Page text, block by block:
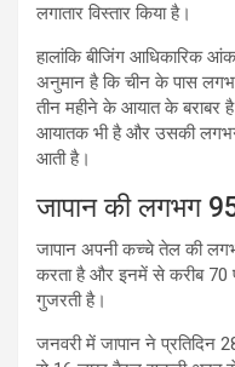
लगातार विस्तार किया है।
हालांकि बीजिंग आधिकारिक
अनुमान है कि चीन के पास
तीन महीने के आयात के बराबर
आयातक भी है और उसकी लगभग
आती है।
जापान की लगभग
जापान अपनी कच्चे तेल की
करता है और इनमें से करीब 70
गुजरती है।
जनवरी में जापान ने प्रतिदिन